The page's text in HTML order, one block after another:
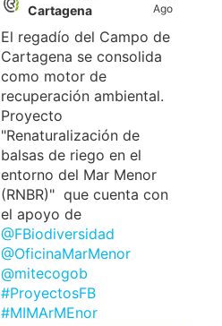
Cartagena
Ago
El regadío del Campo de
Cartagena se consolida
como motor de
recuperación ambiental.
Proyecto
"Renaturalización de
balsas de riego en el
entorno del Mar Menor
(RNBR)" que cuenta con
el apoyo de
@FBiodiversidad
@OficinaMarMenor
@mitecogob
#ProyectosFB
#MIMArMEnor